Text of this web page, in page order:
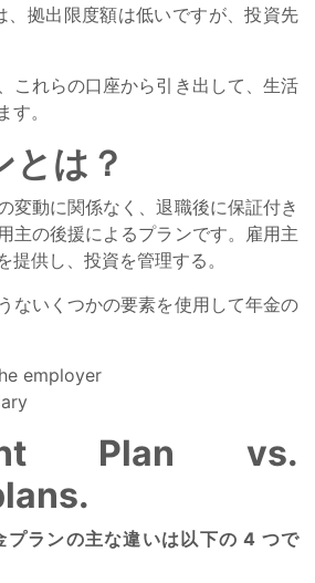
、拠出限度額は低いですが、投資先
これらの口座から引き出して、生活
す。
とは？
変動に関係なく、退職後に保証付き
主の後援によるプランです。雇用主
提供し、投資を管理する。
ないくつかの要素を使用して年金の
employer
Plan vs.
プランの主な違いは以下の 4 つで